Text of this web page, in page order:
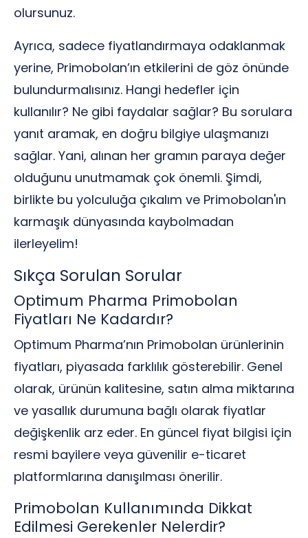
olursunuz.
Ayrıca, sadece fiyatlandırmaya odaklanmak
yerine, Primobolan’ın etkilerini de göz önünde
bulundurmalısınız. Hangi hedefler için
kullanılır? Ne gibi faydalar sağlar? Bu sorulara
yanıt aramak, en doğru bilgiye ulaşmanızı
sağlar. Yani, alınan her gramın paraya değer
olduğunu unutmamak çok önemli. Şimdi,
birlikte bu yolculuğa çıkalım ve Primobolan'ın
karmaşık dünyasında kaybolmadan
ilerleyelim!
Sıkça Sorulan Sorular
Optimum Pharma Primobolan
Fiyatları Ne Kadardır?
Optimum Pharma’nın Primobolan ürünlerinin
fiyatları, piyasada farklılık gösterebilir. Genel
olarak, ürünün kalitesine, satın alma miktarına
ve yasallık durumuna bağlı olarak fiyatlar
değişkenlik arz eder. En güncel fiyat bilgisi için
resmi bayilere veya güvenilir e-ticaret
platformlarına danışılması önerilir.
Primobolan Kullanımında Dikkat
Edilmesi Gerekenler Nelerdir?